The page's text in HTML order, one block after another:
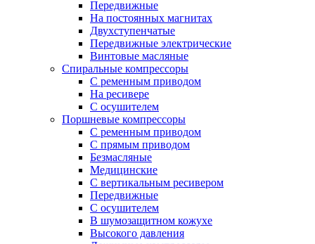
Передвижные
На постоянных магнитах
Двухступенчатые
Передвижные электрические
Винтовые масляные
Спиральные компрессоры
С ременным приводом
На ресивере
С осушителем
Поршневые компрессоры
С ременным приводом
С прямым приводом
Безмасляные
Медицинские
С вертикальным ресивером
Передвижные
С осушителем
В шумозащитном кожухе
Высокого давления